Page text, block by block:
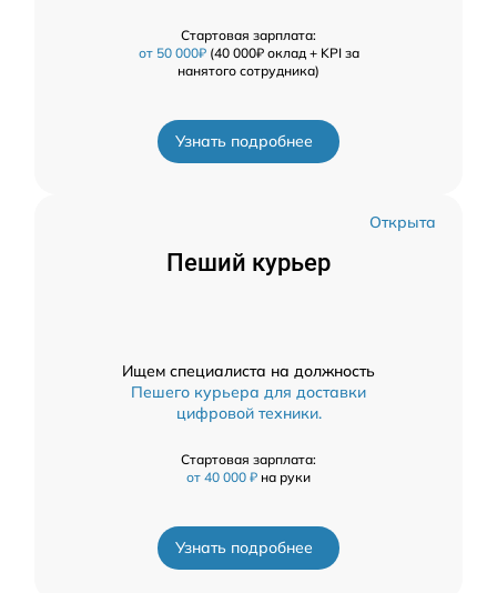
Стартовая зарплата:
от 50 000₽(40 000₽ оклад + KPI за
нанятого сотрудника)
Узнать подробнее
Открыта
Пеший курьер
Ищем специалиста на должность
Пешего курьера для доставки
цифровой техники.
Стартовая зарплата:
от 40 000 ₽ на руки
Узнать подробнее